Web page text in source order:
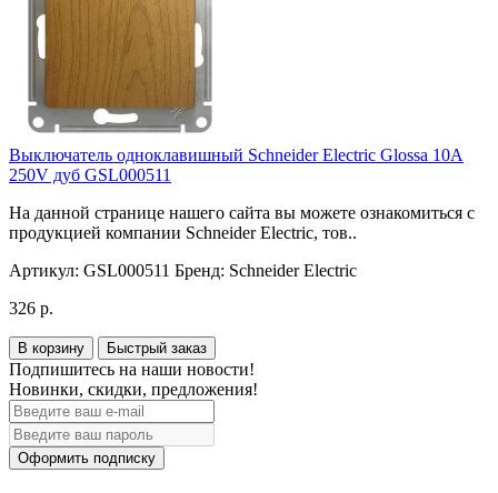
Выключатель одноклавишный Schneider Electric Glossa 10A
250V дуб GSL000511
На данной странице нашего сайта вы можете ознакомиться с
продукцией компании Schneider Electric, тов..
Артикул: GSL000511 Бренд: Schneider Electric
326 р.
В корзину Быстрый заказ
Подпишитесь на наши новости!
Новинки, скидки, предложения!
Оформить подписку